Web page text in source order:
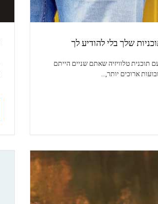
שלך בלי להודיע לך
טלוויזיה שאתם שניים הייתם
ארוכים יותר,…